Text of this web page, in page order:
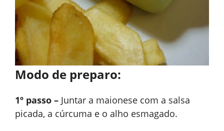
Modo de preparo:
1º passo – Juntar a maionese com a salsa
picada, a cúrcuma e o alho esmagado.